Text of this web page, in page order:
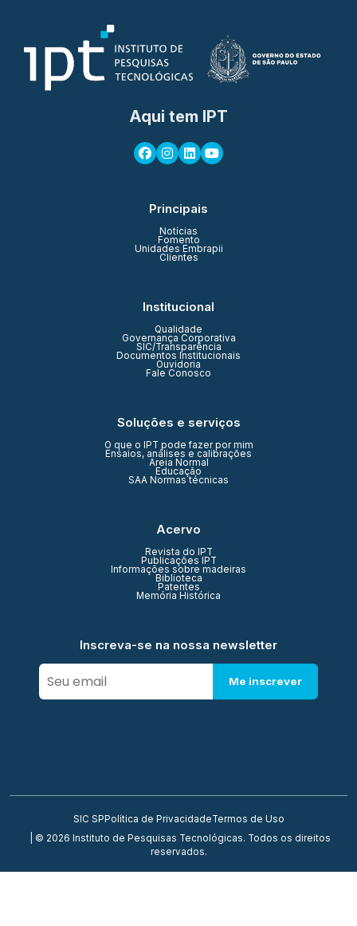
Aqui tem IPT
Principais
Notícias
Fomento
Unidades Embrapii
Clientes
Institucional
Qualidade
Governança Corporativa
SIC/Transparência
Documentos Institucionais
Ouvidoria
Fale Conosco
Soluções e serviços
O que o IPT pode fazer por mim
Ensaios, análises e calibrações
Areia Normal
Educação
SAA Normas técnicas
Acervo
Revista do IPT
Publicações IPT
Informações sobre madeiras
Biblioteca
Patentes
Memória Histórica
Inscreva-se na nossa newsletter
Me inscrever
SIC SP Política de PrivacidadeTermos de Uso
| © 2026 Instituto de Pesquisas Tecnológicas. Todos os direitos
reservados.